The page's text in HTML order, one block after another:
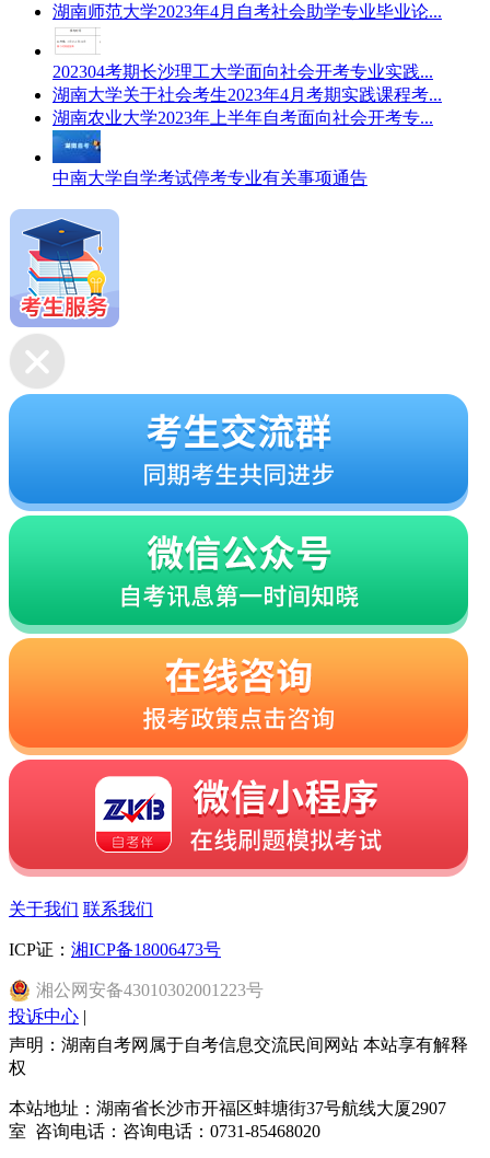
湖南师范大学2023年4月自考社会助学专业毕业论...
202304考期长沙理工大学面向社会开考专业实践...
湖南大学关于社会考生2023年4月考期实践课程考...
湖南农业大学2023年上半年自考面向社会开考专...
中南大学自学考试停考专业有关事项通告
关于我们 联系我们
ICP证： 湘ICP备18006473号
湘公网安备43010302001223号
投诉中心 |
声明：湖南自考网属于自考信息交流民间网站 本站享有解释
权
本站地址：湖南省长沙市开福区蚌塘街37号航线大厦2907
室 咨询电话：咨询电话：0731-85468020